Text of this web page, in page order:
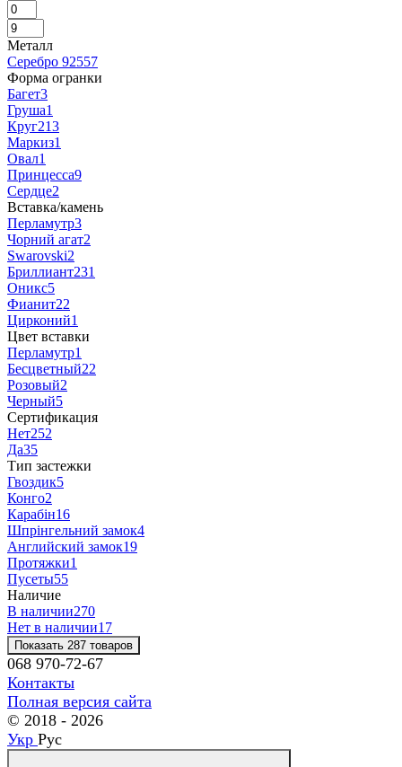
Металл
Серебро 92557
Форма огранки
Багет3
Груша1
Круг213
Маркиз1
Овал1
Принцесса9
Сердце2
Вставка/камень
Перламутр3
Чорний агат2
Swarovski2
Бриллиант231
Оникс5
Фианит22
Цирконий1
Цвет вставки
Перламутр1
Бесцветный22
Розовый2
Черный5
Сертификация
Нет252
Да35
Тип застежки
Гвоздик5
Конго2
Карабін16
Шпрінгельний замок4
Английский замок19
Протяжки1
Пусеты55
Наличие
В наличии270
Нет в наличии17
Показать 287 товаров
068 970-72-67
Контакты
Полная версия сайта
© 2018 - 2026
Укр Рус